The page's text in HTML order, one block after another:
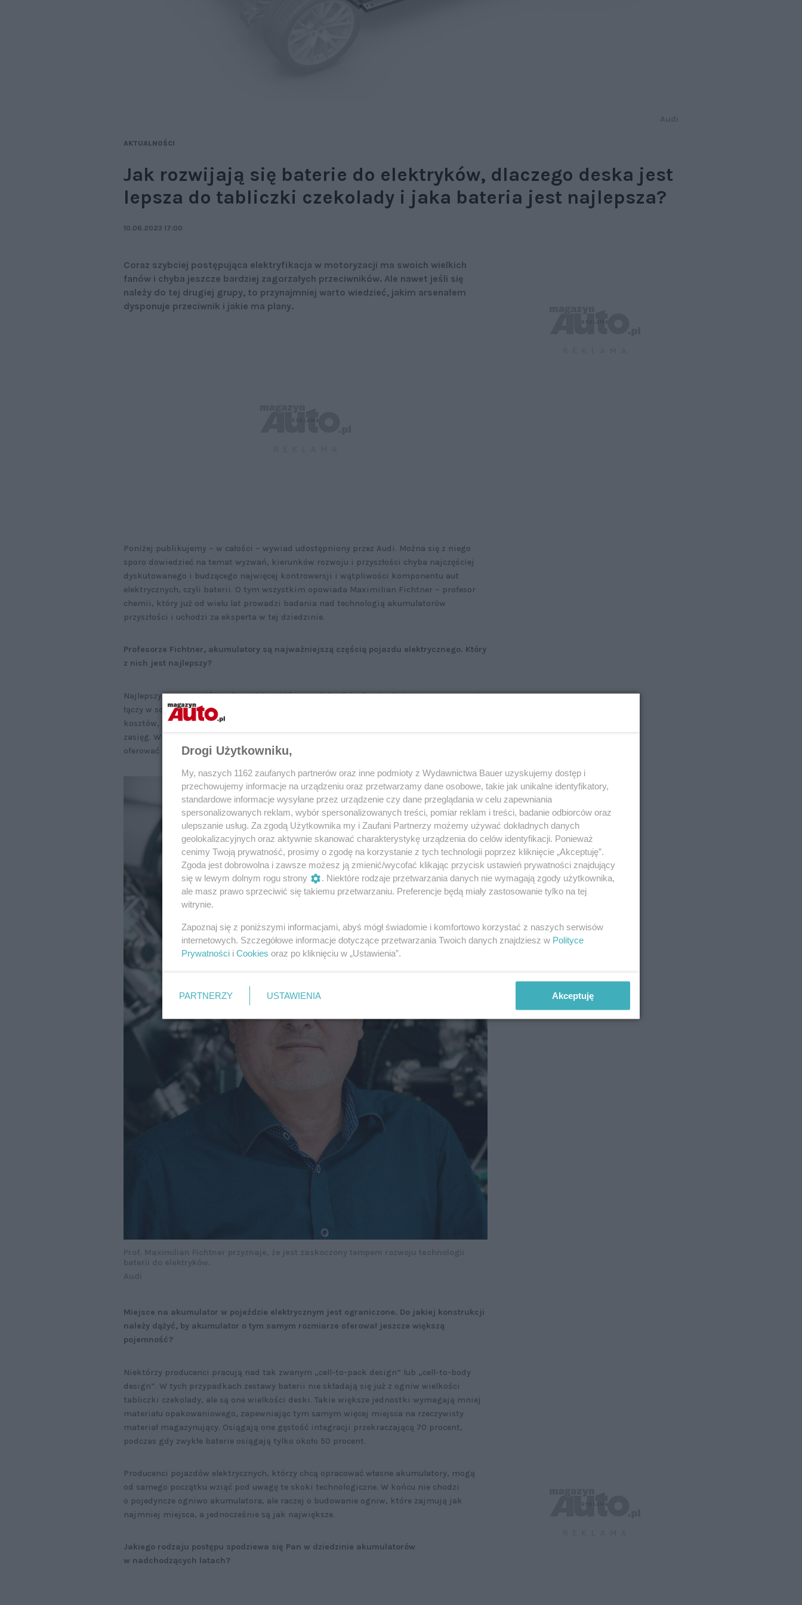
AKTUALNOŚCI
Jak rozwijają się baterie do elektryków, dlaczego deska jest
lepsza do tabliczki czekolady i jaka bateria jest najlepsza?
10.06.2023 17:00
Coraz szybciej postępująca elektryfikacja w motoryzacji ma swoich wielkich
fanów i chyba jeszcze bardziej zagorzałych przeciwników. Ale nawet jeśli się
należy do tej drugiej grupy, to przynajmniej warto wiedzieć, jakim arsenałem
dysponuje przeciwnik i jakie ma plany.
Poniżej publikujemy – w całości – wywiad udostępniony przez Audi. Można się z niego
sporo dowiedzieć na temat wyzwań, kierunków rozwoju i przyszłości chyba najczęściej
dyskutowanego i budzącego najwięcej kontrowersji i wątpliwości komponentu aut
elektrycznych, czyli baterii. O tym wszystkim opowiada Maximilian Fichtner – profesor
chemii, który już od wielu lat prowadzi badania nad technologią akumulatorów
przyszłości i uchodzi za eksperta w tej dziedzinie.
Profesorze Fichtner, akumulatory są najważniejszą częścią pojazdu elektrycznego. Który
z nich jest najlepszy?
Najlepszy jest oczywiście akumulator, który w zależności od pojazdu i jego przeznaczenia
łączy w sobie najlepsze właściwości w zakresie pojemności, szybkiego ładowania, niskich
kosztów, bezpieczeństwa i zrównoważonego rozwoju. W klasie luksusowej liczy się duży
zasięg. W klasie kompaktowej bateria powinna być znacznie tańsza, ale nie musi
oferować tak dużej pojemności.
Miejsce na akumulator w pojeździe elektrycznym jest ograniczone. Do jakiej konstrukcji
należy dążyć, by akumulator o tym samym rozmiarze oferował jeszcze większą
pojemność?
Niektórzy producenci pracują nad tak zwanym „cell-to-pack design” lub „cell-to-body
design”. W tych przypadkach zestawy baterii nie składają się już z ogniw wielkości
tabliczki czekolady, ale są one wielkości deski. Takie większe jednostki wymagają mniej
materiału opakowaniowego, zapewniając tym samym więcej miejsca na rzeczywisty
materiał magazynujący. Osiągają one gęstość integracji przekraczającą 70 procent,
podczas gdy zwykłe baterie osiągają tylko około 50 procent.
Producenci pojazdów elektrycznych, którzy chcą opracować własne akumulatory, mogą
od samego początku wziąć pod uwagę te skoki technologiczne. W końcu nie chodzi
o pojedyncze ogniwo akumulatora, ale raczej o budowanie ogniw, które zajmują jak
najmniej miejsca, a jednocześnie są jak największe.
Jakiego rodzaju postępu spodziewa się Pan w dziedzinie akumulatorów
w nadchodzących latach?
Drogi Użytkowniku,
My, naszych 1162 zaufanych partnerów oraz inne podmioty z Wydawnictwa Bauer uzyskujemy dostęp i
przechowujemy informacje na urządzeniu oraz przetwarzamy dane osobowe, takie jak unikalne identyfikatory,
standardowe informacje wysyłane przez urządzenie czy dane przeglądania w celu zapewniania
spersonalizowanych reklam, wybór spersonalizowanych treści, pomiar reklam i treści, badanie odbiorców oraz
ulepszanie usług. Za zgodą Użytkownika my i Zaufani Partnerzy możemy używać dokładnych danych
geolokalizacyjnych oraz aktywnie skanować charakterystykę urządzenia do celów identyfikacji. Ponieważ
cenimy Twoją prywatność, prosimy o zgodę na korzystanie z tych technologii poprzez kliknięcie „Akceptuję”.
Zgoda jest dobrowolna i zawsze możesz ją zmienić/wycofać klikając przycisk ustawień prywatności znajdujący
się w lewym dolnym rogu strony
. Niektóre rodzaje przetwarzania danych nie wymagają zgody użytkownika,
ale masz prawo sprzeciwić się takiemu przetwarzaniu. Preferencje będą miały zastosowanie tylko na tej
witrynie.
Zapoznaj się z poniższymi informacjami, abyś mógł świadomie i komfortowo korzystać z naszych serwisów
internetowych. Szczegółowe informacje dotyczące przetwarzania Twoich danych znajdziesz w Polityce
Prywatności i Cookies oraz po kliknięciu w „Ustawienia”.
PARTNERZY USTAWIENIA Akceptuję